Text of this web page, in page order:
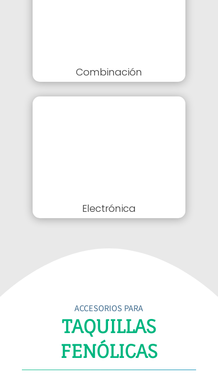
Combinación
Electrónica
ACCESORIOS PARA
TAQUILLAS
FENÓLICAS